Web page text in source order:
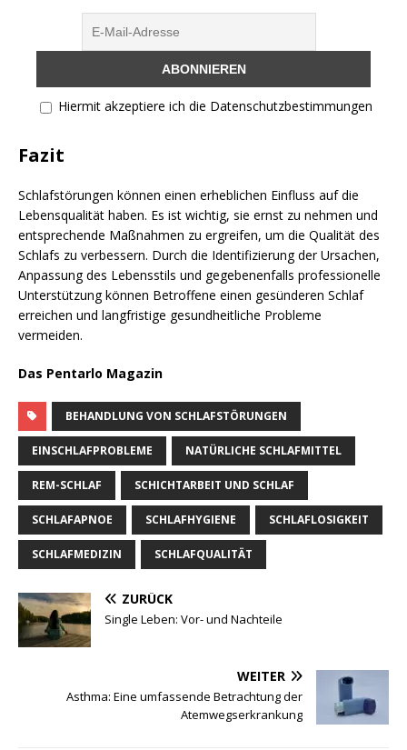
Hiermit akzeptiere ich die Datenschutzbestimmungen
Fazit
Schlafstörungen können einen erheblichen Einfluss auf die
Lebensqualität haben. Es ist wichtig, sie ernst zu nehmen und
entsprechende Maßnahmen zu ergreifen, um die Qualität des
Schlafs zu verbessern. Durch die Identifizierung der Ursachen,
Anpassung des Lebensstils und gegebenenfalls professionelle
Unterstützung können Betroffene einen gesünderen Schlaf
erreichen und langfristige gesundheitliche Probleme
vermeiden.
Das Pentarlo Magazin
BEHANDLUNG VON SCHLAFSTÖRUNGEN
EINSCHLAFPROBLEME NATÜRLICHE SCHLAFMITTEL
REM-SCHLAF SCHICHTARBEIT UND SCHLAF
SCHLAFAPNOE SCHLAFHYGIENE SCHLAFLOSIGKEIT
SCHLAFMEDIZIN SCHLAFQUALITÄT
ZURÜCK
Single Leben: Vor- und Nachteile
WEITER
Asthma: Eine umfassende Betrachtung der
Atemwegserkrankung